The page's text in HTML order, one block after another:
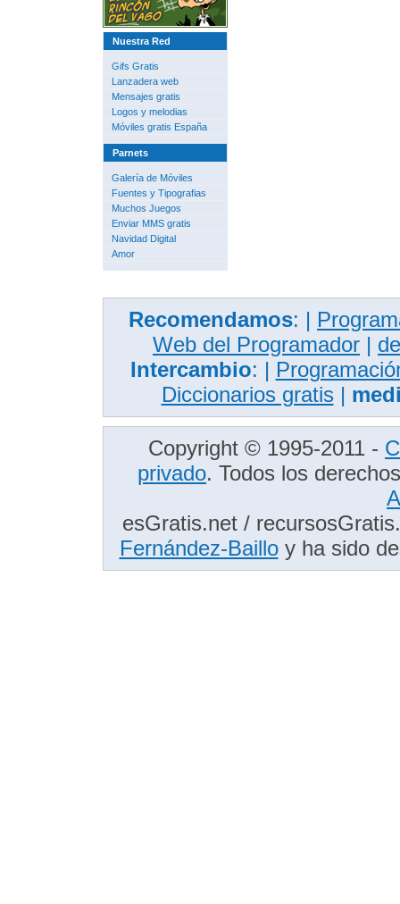
Nuestra Red
Gifs Gratis
Lanzadera web
Mensajes gratis
Logos y melodias
Móviles gratis España
Parnets
Galería de Móviles
Fuentes y Tipografias
Muchos Juegos
Enviar MMS gratis
Navidad Digital
Amor
Recomendamos: |
Web del Programador |
Intercambio: |
Diccionarios gratis |
Copyright © 1995-2011 -
privado. Todos los
esGratis.net /
Fernández-Bailloy ha sido